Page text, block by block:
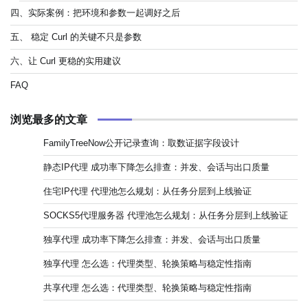
四、实际案例：把环境和参数一起调好之后
五、 稳定 Curl 的关键不只是参数
六、让 Curl 更稳的实用建议
FAQ
浏览最多的文章
FamilyTreeNow公开记录查询：取数证据字段设计
静态IP代理 成功率下降怎么排查：并发、会话与出口质量
住宅IP代理 代理池怎么规划：从任务分层到上线验证
SOCKS5代理服务器 代理池怎么规划：从任务分层到上线验证
独享代理 成功率下降怎么排查：并发、会话与出口质量
独享代理 怎么选：代理类型、轮换策略与稳定性指南
共享代理 怎么选：代理类型、轮换策略与稳定性指南